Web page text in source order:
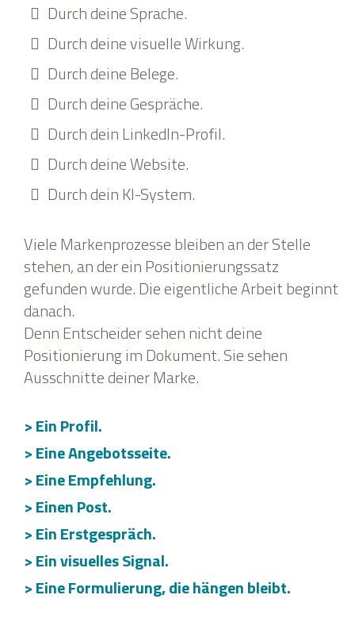
Durch deine Sprache.
Durch deine visuelle Wirkung.
Durch deine Belege.
Durch deine Gespräche.
Durch dein LinkedIn-Profil.
Durch deine Website.
Durch dein KI-System.
Viele Markenprozesse bleiben an der Stelle
stehen, an der ein Positionierungssatz
gefunden wurde. Die eigentliche Arbeit beginnt
danach.
Denn Entscheider sehen nicht deine
Positionierung im Dokument. Sie sehen
Ausschnitte deiner Marke.
> Ein Profil.
> Eine Angebotsseite.
> Eine Empfehlung.
> Einen Post.
> Ein Erstgespräch.
> Ein visuelles Signal.
> Eine Formulierung, die hängen bleibt.